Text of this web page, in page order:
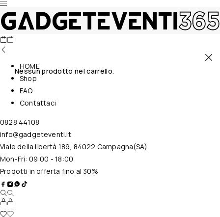
Nessun prodotto nel carrello.
HOME
Shop
FAQ
Contattaci
0828 44108
info@gadgeteventi.it
Viale della libertà 189, 84022 Campagna(SA)
Mon-Fri: 09:00 - 18:00
Prodotti in offerta fino al 30%